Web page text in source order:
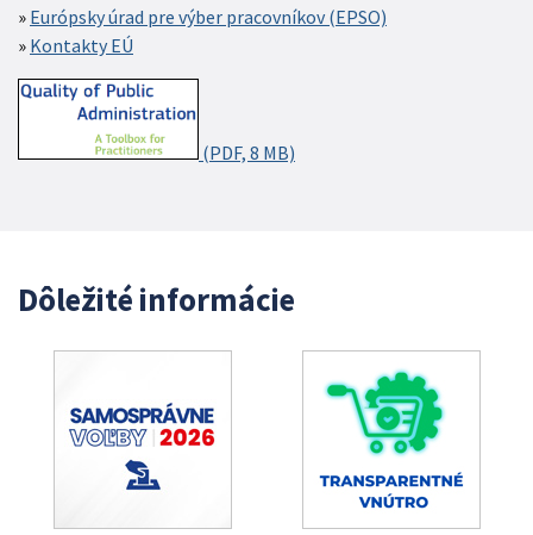
Európsky úrad pre výber pracovníkov (EPSO)
Kontakty EÚ
(PDF, 8 MB)
Dôležité informácie